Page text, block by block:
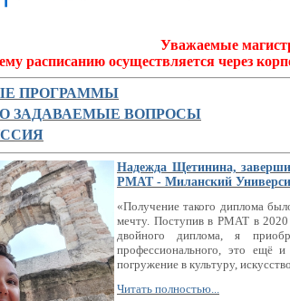
Уважаемые
расписанию осуществляется через
ПРОГРАММЫ
ЗАДАВАЕМЫЕ ВОПРОСЫ
Надежда Щетинина,
РМАТ - Миланский
«Получение такого диплома
мечту. Поступив в РМАТ в 2020
двойного диплома, я
профессионального, это ещё
погружение в культуру,
Читать полностью...